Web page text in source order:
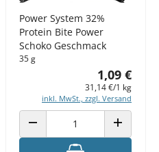
ERHÖHEN
Power System 32%
Protein Bite Power
Schoko Geschmack
35 g
1,09 €
31,14 €/1 kg
inkl. MwSt., zzgl. Versand
ANZAHL VERRINGERN ANZAHL